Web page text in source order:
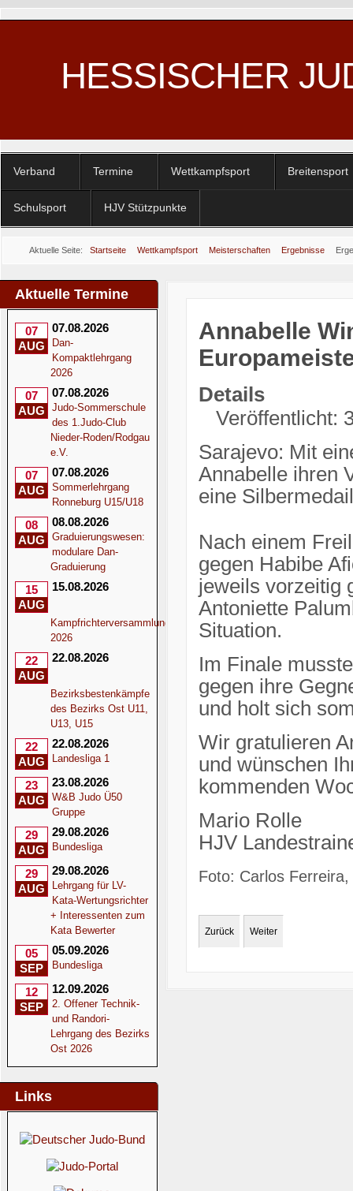
HESSISCHER
Verband Termine Wettkampfsport Breitensport
Schulsport HJV Stützpunkte
Aktuelle Seite: Startseite Wettkampfsport Meisterschaften Ergebnisse
Aktuelle Termine
07
AUG
07.08.2026
Dan-
Kompaktlehrgang
2026
07
AUG
07.08.2026
Judo-Sommerschule
des 1.Judo-Club
Nieder-Roden/Rodgau
e.V.
07
AUG
07.08.2026
Sommerlehrgang
Ronneburg U15/U18
08
AUG
08.08.2026
Graduierungswesen:
modulare Dan-
Graduierung
15
AUG
15.08.2026
Kampfrichterversammlung
2026
22
AUG
22.08.2026
Bezirksbestenkämpfe
des Bezirks Ost U11,
U13, U15
22
AUG
22.08.2026
Landesliga 1
23
AUG
23.08.2026
W&B Judo Ü50
Gruppe
29
AUG
29.08.2026
Bundesliga
29
AUG
29.08.2026
Lehrgang für LV-
Kata-Wertungsrichter
+ Interessenten zum
Kata Bewerter
05
SEP
05.09.2026
Bundesliga
12
SEP
12.09.2026
2. Offener Technik-
und Randori-
Lehrgang des Bezirks
Ost 2026
Links
Annabelle
Details
Veröffentlicht:
Sarajevo: Mit
Annabelle ihren
eine
Nach einem
gegen Habibe
jeweils vorzeitig
Antoniette
Situation.
Im Finale
gegen ihre
und holt sich
Wir gratulieren
und wünschen
kommenden
Mario Rolle
HJV
Foto: Carlos
Zurück Weiter